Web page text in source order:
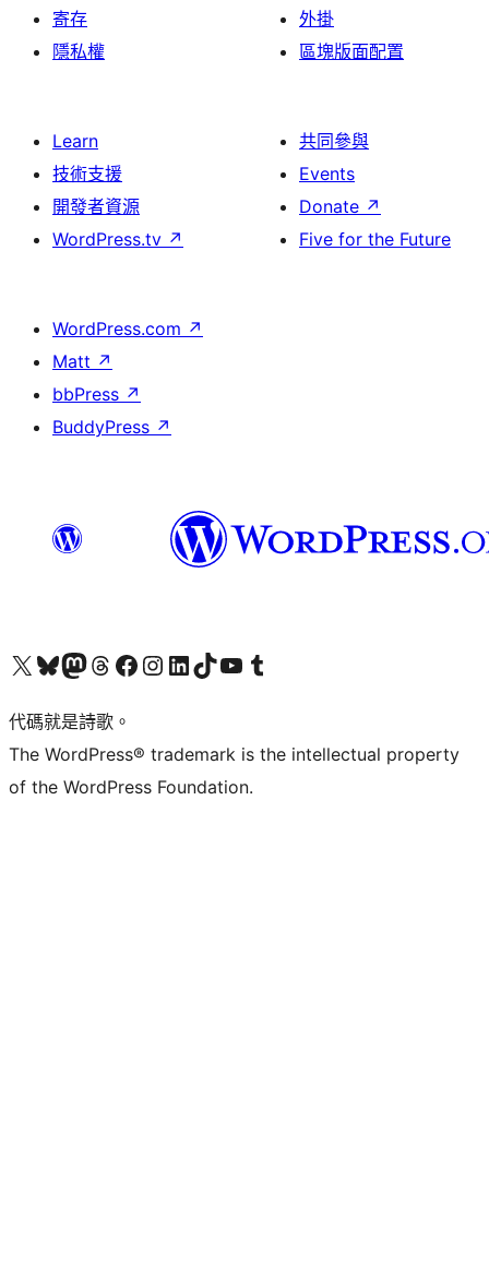
寄存
隱私權
外掛
區塊版面配置
Learn
技術支援
開發者資源
WordPress.tv ↗
共同參與
Events
Donate ↗
Five for the Future
WordPress.com ↗
Matt ↗
bbPress ↗
BuddyPress ↗
Visit our X (formerly Twitter) account
Visit our Bluesky account
Visit our Mastodon account
Visit our Threads account
訪問我們的 Facebook 專頁Visit our Instagram account
Visit our LinkedIn account
Visit our TikTok account
Visit our YouTube channel
Visit our Tumblr account
代碼就是詩歌。
The WordPress® trademark is the intellectual property
of the WordPress Foundation.